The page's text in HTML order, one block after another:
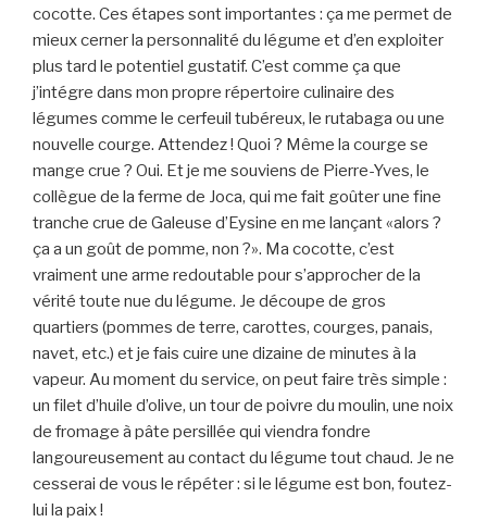
cocotte. Ces étapes sont importantes : ça me permet de
mieux cerner la personnalité du légume et d’en exploiter
plus tard le potentiel gustatif. C’est comme ça que
j’intégre dans mon propre répertoire culinaire des
légumes comme le cerfeuil tubéreux, le rutabaga ou une
nouvelle courge. Attendez ! Quoi ? Même la courge se
mange crue ? Oui. Et je me souviens de Pierre-Yves, le
collègue de la ferme de Joca, qui me fait goûter une fine
tranche crue de Galeuse d’Eysine en me lançant «alors ?
ça a un goût de pomme, non ?». Ma cocotte, c’est
vraiment une arme redoutable pour s’approcher de la
vérité toute nue du légume. Je découpe de gros
quartiers (pommes de terre, carottes, courges, panais,
navet, etc.) et je fais cuire une dizaine de minutes à la
vapeur. Au moment du service, on peut faire très simple :
un filet d’huile d’olive, un tour de poivre du moulin, une noix
de fromage à pâte persillée qui viendra fondre
langoureusement au contact du légume tout chaud. Je ne
cesserai de vous le répéter : si le légume est bon, foutez-
lui la paix !